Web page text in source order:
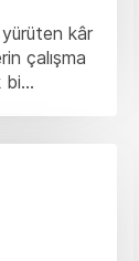
kâr
çalışma
bi...